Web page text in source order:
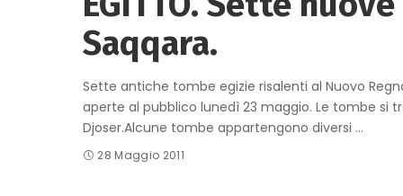
Saqqara.
Sette antiche tombe egizie risalenti al Nuovo
aperte al pubblico lunedì 23 maggio. Le tombe si
Djoser.Alcune tombe appartengono diversi ...
28 Maggio 2011